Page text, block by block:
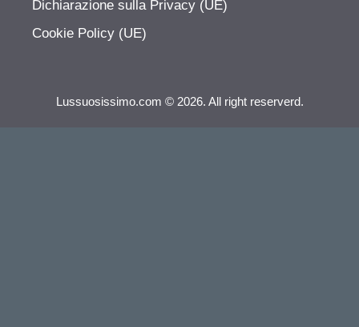
Dichiarazione sulla Privacy (UE)
Cookie Policy (UE)
Lussuosissimo.com © 2026. All right reserverd.